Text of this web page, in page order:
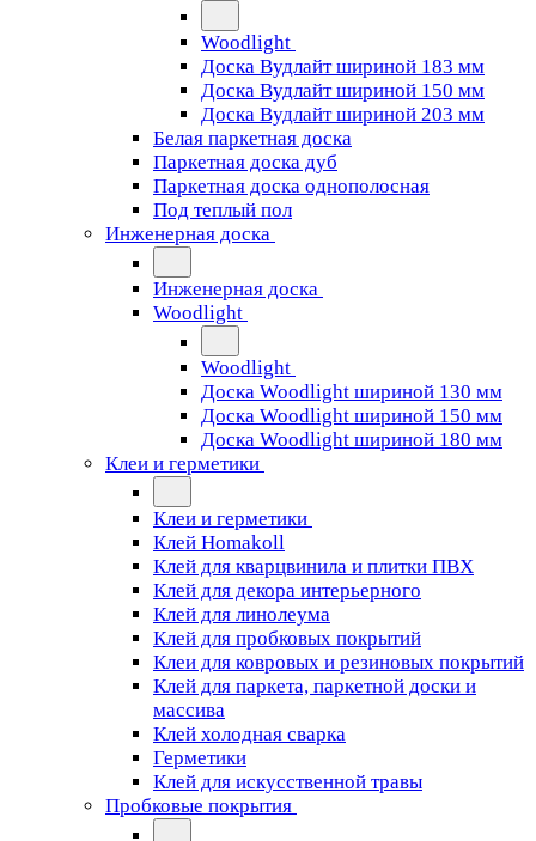
Woodlight
Доска Вудлайт шириной 183 мм
Доска Вудлайт шириной 150 мм
Доска Вудлайт шириной 203 мм
Белая паркетная доска
Паркетная доска дуб
Паркетная доска однополосная
Под теплый пол
Инженерная доска
Инженерная доска
Woodlight
Woodlight
Доска Woodlight шириной 130 мм
Доска Woodlight шириной 150 мм
Доска Woodlight шириной 180 мм
Клеи и герметики
Клеи и герметики
Клей Homakoll
Клей для кварцвинила и плитки ПВХ
Клей для декора интерьерного
Клей для линолеума
Клей для пробковых покрытий
Клеи для ковровых и резиновых покрытий
Клей для паркета, паркетной доски и
массива
Клей холодная сварка
Герметики
Клей для искусственной травы
Пробковые покрытия